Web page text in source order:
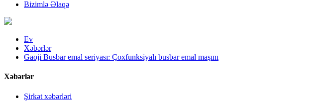
Bizimlə Əlaqə
Ev
Xəbərlər
Gaoji Busbar emal seriyası: Çoxfunksiyalı busbar emal maşını
Xəbərlər
Şirkət xəbərləri